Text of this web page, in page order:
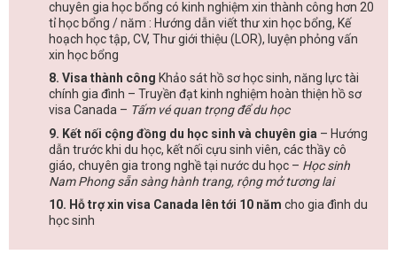
chuyên gia học bổng có kinh nghiệm xin thành công hơn 20
tỉ học bổng / năm : Hướng dẫn viết thư xin học bổng, Kế
hoạch học tập, CV, Thư giới thiệu (LOR), luyện phỏng vấn
xin học bổng
8. Visa thành công Khảo sát hồ sơ học sinh, năng lực tài
chính gia đình – Truyền đạt kinh nghiệm hoàn thiện hồ sơ
visa Canada – Tấm vé quan trọng để du học
9. Kết nối cộng đồng du học sinh và chuyên gia – Hướng
dẫn trước khi du học, kết nối cựu sinh viên, các thầy cô
giáo, chuyên gia trong nghề tại nước du học – Học sinh
Nam Phong sẵn sàng hành trang, rộng mở tương lai
10. Hỗ trợ xin visa Canada lên tới 10 năm cho gia đình du
học sinh